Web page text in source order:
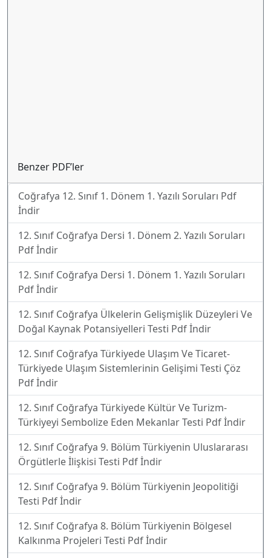
Benzer PDF’ler
Coğrafya 12. Sınıf 1. Dönem 1. Yazılı Soruları Pdf
İndir
12. Sınıf Coğrafya Dersi 1. Dönem 2. Yazılı Soruları
Pdf İndir
12. Sınıf Coğrafya Dersi 1. Dönem 1. Yazılı Soruları
Pdf İndir
12. Sınıf Coğrafya Ülkelerin Gelişmişlik Düzeyleri Ve
Doğal Kaynak Potansiyelleri Testi Pdf İndir
12. Sınıf Coğrafya Türkiyede Ulaşım Ve Ticaret-
Türkiyede Ulaşım Sistemlerinin Gelişimi Testi Çöz
Pdf İndir
12. Sınıf Coğrafya Türkiyede Kültür Ve Turizm-
Türkiyeyi Sembolize Eden Mekanlar Testi Pdf İndir
12. Sınıf Coğrafya 9. Bölüm Türkiyenin Uluslararası
Örgütlerle İlişkisi Testi Pdf İndir
12. Sınıf Coğrafya 9. Bölüm Türkiyenin Jeopolitiği
Testi Pdf İndir
12. Sınıf Coğrafya 8. Bölüm Türkiyenin Bölgesel
Kalkınma Projeleri Testi Pdf İndir